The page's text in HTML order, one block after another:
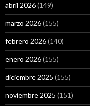
abril 2026(149)
marzo 2026(155)
febrero 2026(140)
enero 2026(155)
diciembre 2025 (155)
noviembre 2025 (151)